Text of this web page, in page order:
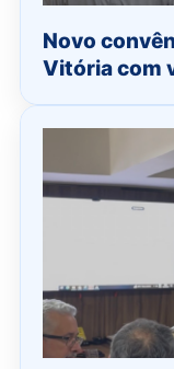
Novo
Vitória com